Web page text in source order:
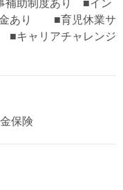
補助制度あり ■イン
金あり ■育児休業サ
キャリアチャレンジ
保険